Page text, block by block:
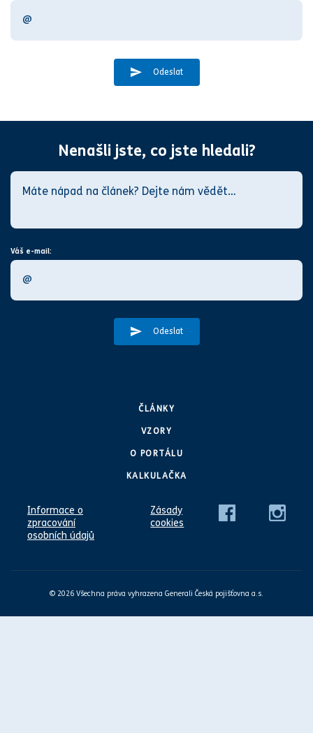
Odeslat
Nenašli jste, co jste hledali?
Váš e-mail:
Odeslat
ČLÁNKY
VZORY
O PORTÁLU
KALKULAČKA
Informace o
zpracování
osobních údajů
Zásady
cookies
© 2026 Všechna práva vyhrazena Generali Česká pojišťovna a.s.